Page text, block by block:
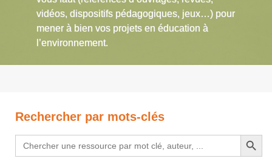
vidéos, dispositifs pédagogiques, jeux…) pour
mener à bien vos projets en éducation à
l’environnement.
Rechercher par mots-clés
Search
for:
Search Button